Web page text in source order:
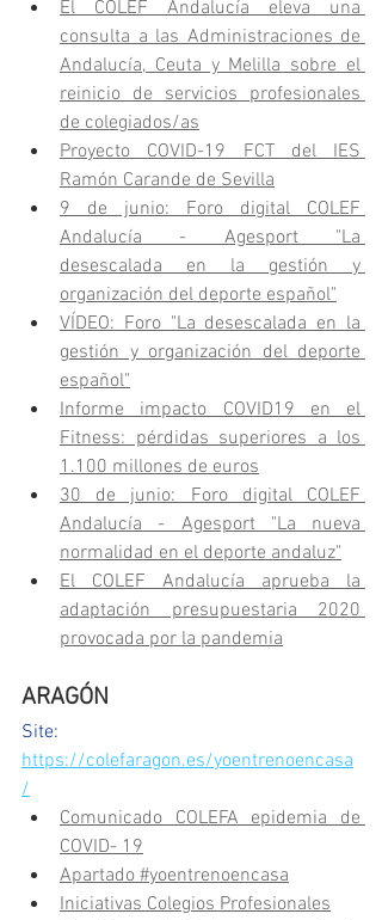
El COLEF Andalucía eleva una
consulta a las Administraciones de
Andalucía, Ceuta y Melilla sobre el
reinicio de servicios profesionales
de colegiados/as
Proyecto COVID-19 FCT del IES
Ramón Carande de Sevilla
9 de junio: Foro digital COLEF
Andalucía - Agesport "La
desescalada en la gestión y
organización del deporte español"
VÍDEO: Foro "La desescalada en la
gestión y organización del deporte
español"
Informe impacto COVID19 en el
Fitness: pérdidas superiores a los
1.100 millones de euros
30 de junio: Foro digital COLEF
Andalucía - Agesport "La nueva
normalidad en el deporte andaluz"
El COLEF Andalucía aprueba la
adaptación presupuestaria 2020
provocada por la pandemia
ARAGÓN
https://colefaragon.es/yoentrenoencasa
/
Comunicado COLEFA epidemia de
COVID- 19
Apartado #yoentrenoencasa
Iniciativas Colegios Profesionales